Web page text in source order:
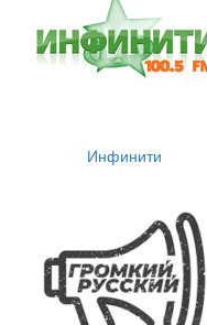
Инфинити